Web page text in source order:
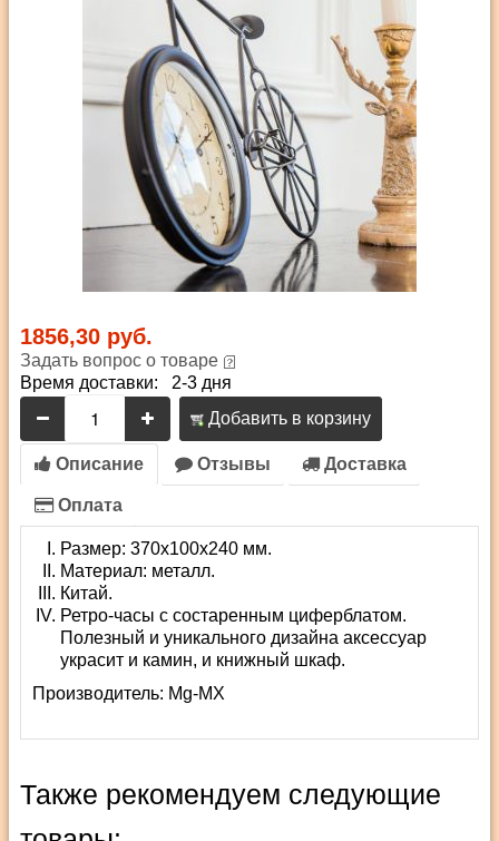
1856,30 руб.
Задать вопрос о товаре
Время доставки: 2-3 дня
Добавить в корзину
Описание Отзывы Доставка
Оплата
Размер: 370х100х240 мм.
Материал: металл.
Китай.
Ретро-часы с состаренным циферблатом.
Полезный и уникального дизайна аксессуар
украсит и камин, и книжный шкаф.
Производитель: Mg-MX
Также рекомендуем следующие